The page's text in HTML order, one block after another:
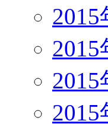
2015
2015
2015
2015